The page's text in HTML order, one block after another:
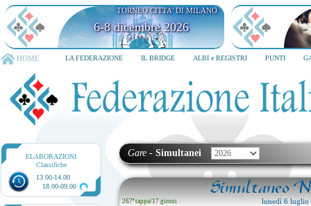
TORNEO CITTA' DI MILANO
6-8 dicembre 2026
HOME LA FEDERAZIONE IL BRIDGE ALBI e REGISTRI PUNTI
ELABORAZIONI
Classifiche
13.00-14.00
18.00-09.00
Gare - Simultanei
Simultaneo
267ª tappa/17 gironi lunedì 6 luglio